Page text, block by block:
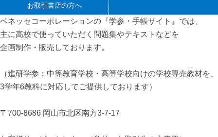
お取引書店の方へ
ベネッセコーポレーションの『学参・手帳サイト』 では、
主に高校で使っていただく問題集やテキストなどを
企画制作・販売しております。
（進研学参：中等教育学校・高等学校向けの学校専売教材を、
3学年6教科に対応してご提供しております）
〒700-8686 岡山市北区南方3-7-17